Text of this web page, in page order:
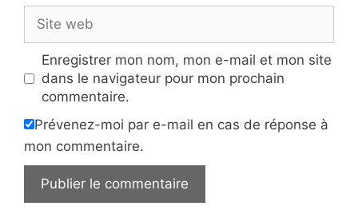
web
Enregistrer mon nom, mon e-mail et mon site
dans le navigateur pour mon prochain
commentaire.
Prévenez-moi par e-mail en cas de réponse à
mon commentaire.